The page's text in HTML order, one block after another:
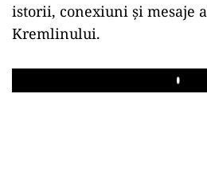
istorii, conexiuni și mesaje
Kremlinului.
Play